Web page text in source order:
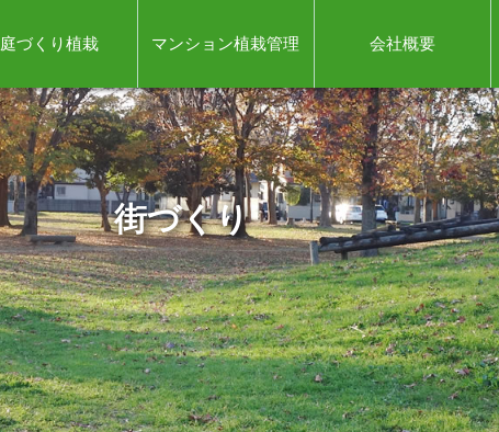
庭づくり植栽 マンション植栽管理 会社概要
街づくり